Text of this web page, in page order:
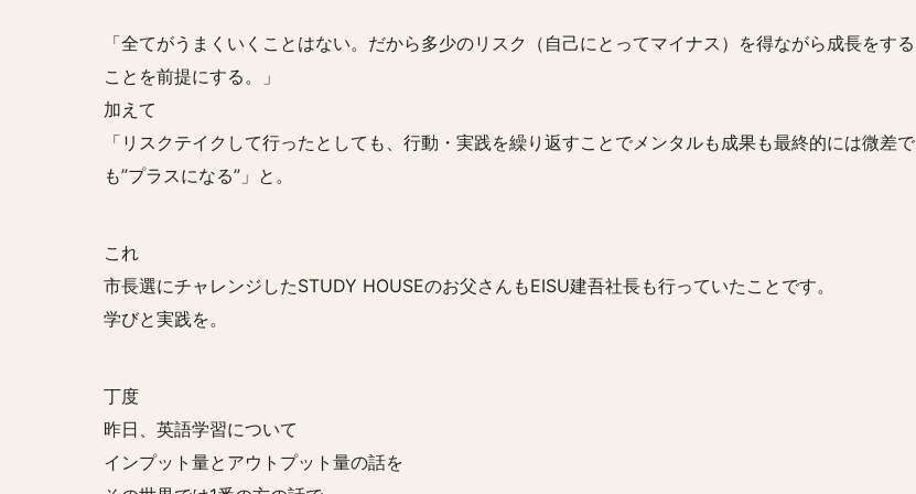
「全てがうまくいくことはない。だから多少のリスク（自己にとってマイナス）を得ながら成長をする
ことを前提にする。」
加えて
「リスクテイクして行ったとしても、行動・実践を繰り返すことでメンタルも成果も最終的には微差で
も”プラスになる”」と。
これ
市長選にチャレンジしたSTUDY HOUSEのお父さんもEISU建吾社長も行っていたことです。
学びと実践を。
丁度
昨日、英語学習について
インプット量とアウトプット量の話を